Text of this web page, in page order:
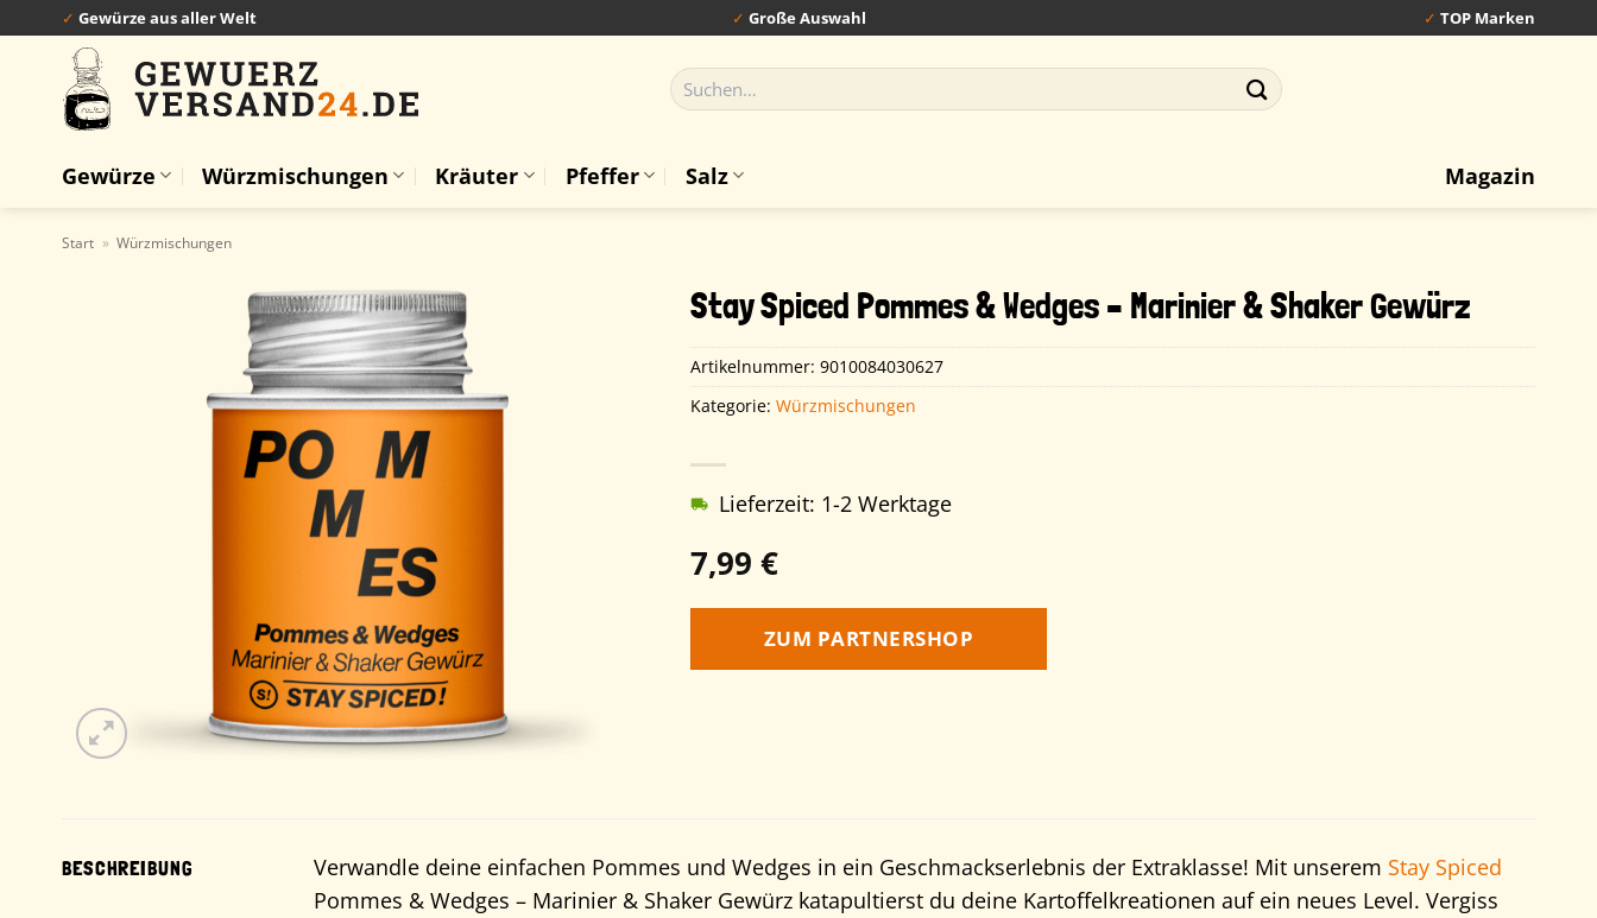
springen
✓ Gewürze aus aller Welt ✓ Große Auswahl ✓ TOP Marken
Suchen
nach:
Gewürze Würzmischungen Kräuter Pfeffer Salz Magazin
Start » Würzmischungen
Stay Spiced Pommes & Wedges – Marinier & Shaker Gewürz
7,99€
Lieferzeit: 1-2 Werktage
ZUM PARTNERSHOP
Artikelnummer:9010084030627
Kategorie:Würzmischungen
BESCHREIBUNG Verwandle deine einfachen Pommes und Wedges in ein Geschmackserlebnis der Extraklasse! Mit unserem Stay Spiced
Pommes & Wedges – Marinier & Shaker Gewürz katapultierst du deine Kartoffelkreationen auf ein neues Level. Vergiss